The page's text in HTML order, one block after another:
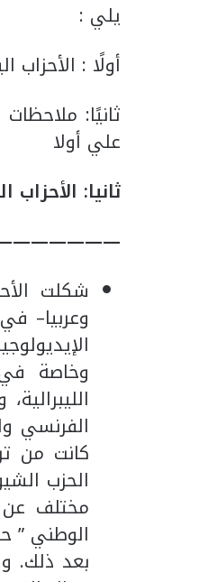
يلي :
أولًا : الأحزاب
ثانيًا:
علي أولا
ثانيا:
شكلت
وعربيا–
وخاصة
الفرنسي
كانت من
مختلف عن
بعد ذلك.